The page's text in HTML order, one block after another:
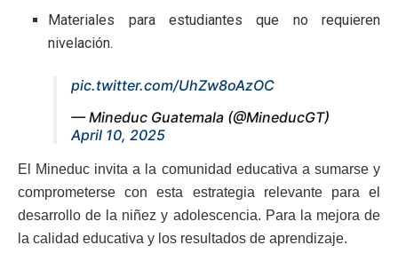
Materiales para estudiantes que no requieren
nivelación.
pic.twitter.com/UhZw8oAzOC
— Mineduc Guatemala (@MineducGT)
April 10, 2025
El Mineduc invita a la comunidad educativa a sumarse y
comprometerse con esta estrategia relevante para el
desarrollo de la niñez y adolescencia. Para la mejora de
la calidad educativa y los resultados de aprendizaje.